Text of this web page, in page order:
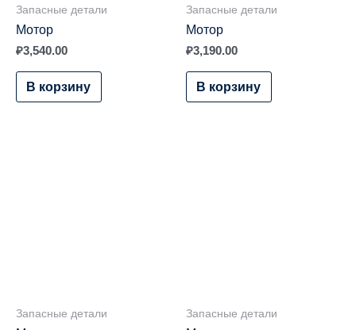
Запасные детали
Мотор
₽3,540.00
В корзину
Запасные детали
Мотор
₽3,190.00
В корзину
Запасные детали Запасные детали